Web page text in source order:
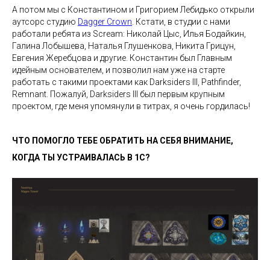
А потом мы с Константином и Григорием Лебидько открыли
аутсорс студию Dagger Crown . Кстати, в студии с нами
работали ребята из Scream: Николай Цыс, Илья Бодайкин,
Галина Лобышева, Наталья Глушенкова, Никита Грицун,
Евгения Жеребцова и другие. Константин был Главным
идейным основателем, и позволил нам уже на старте
работать с такими проектами как Darksiders III, Pathfinder,
Remnant. Пожалуй, Darksiders III был первым крупным
проектом, где меня упомянули в титрах, я очень гордилась!
ЧТО ПОМОГЛО ТЕБЕ ОБРАТИТЬ НА СЕБЯ ВНИМАНИЕ,
КОГДА ТЫ УСТРАИВАЛАСЬ В 1С?